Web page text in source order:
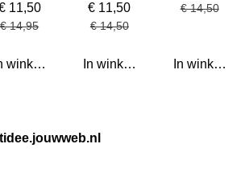
11,50
€ 14,95
winkelwagen
€ 11,50
€ 14,50
In winkelwagen
€ 14,50
In